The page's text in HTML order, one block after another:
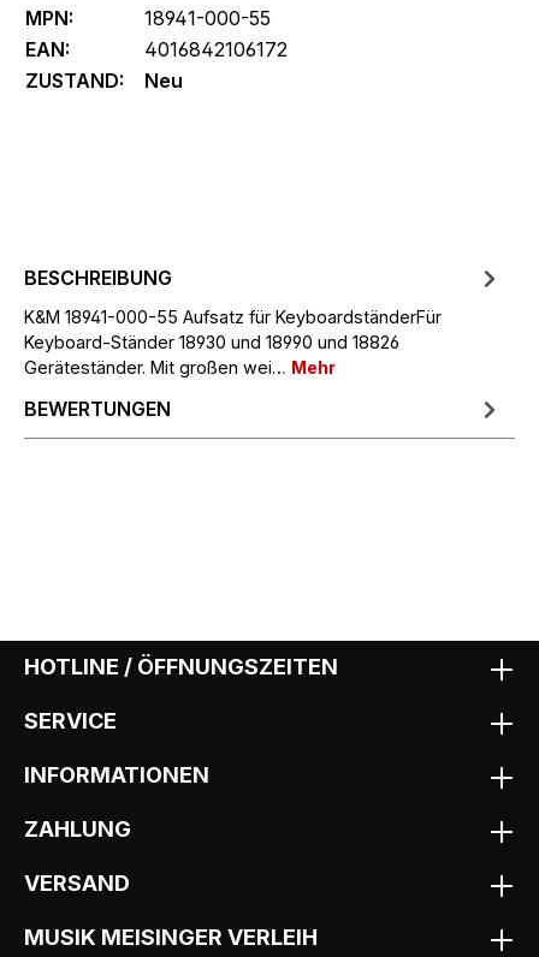
MPN:
18941-000-55
EAN:
4016842106172
ZUSTAND:
Neu
BESCHREIBUNG
K&M 18941-000-55 Aufsatz für KeyboardständerFür
Keyboard-Ständer 18930 und 18990 und 18826
Geräteständer. Mit großen wei… Mehr
BEWERTUNGEN
HOTLINE / ÖFFNUNGSZEITEN
SERVICE
INFORMATIONEN
ZAHLUNG
VERSAND
MUSIK MEISINGER VERLEIH